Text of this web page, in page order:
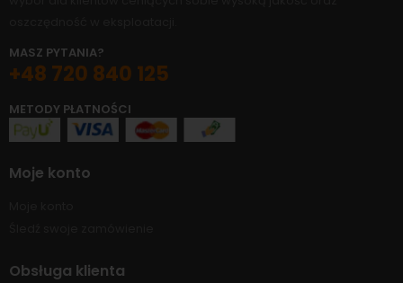
MASZ PYTANIA?
+48 720 840 125
METODY PŁATNOŚCI
Moje konto
Obsługa klienta